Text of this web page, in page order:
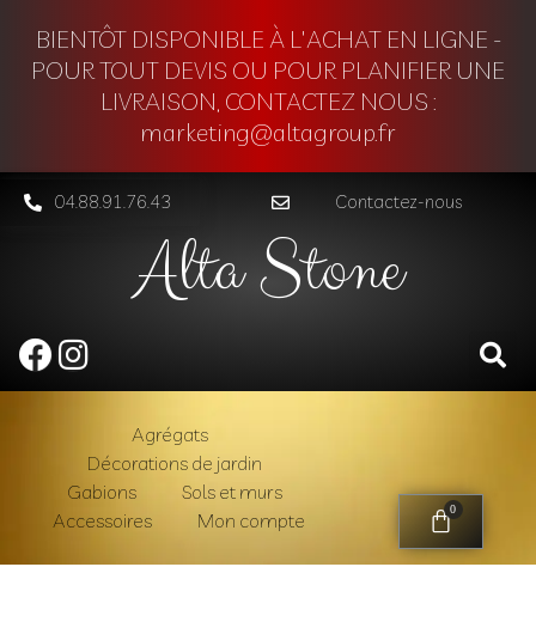
BIENTÔT DISPONIBLE À L'ACHAT EN LIGNE -
POUR TOUT DEVIS OU POUR PLANIFIER UNE
LIVRAISON, CONTACTEZ NOUS :
marketing@altagroup.fr
04.88.91.76.43 Contactez-nous
Alta Stone
Agrégats
Décorations de jardin
Gabions
Sols et murs
Accessoires
Mon compte 0